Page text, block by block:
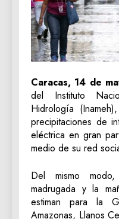
Caracas, 14 de
del Instituto
Hidrología
precipitaciones de
eléctrica en gran
medio de su red
Del mismo
madrugada y la
estiman para la
Amazonas, Llanos